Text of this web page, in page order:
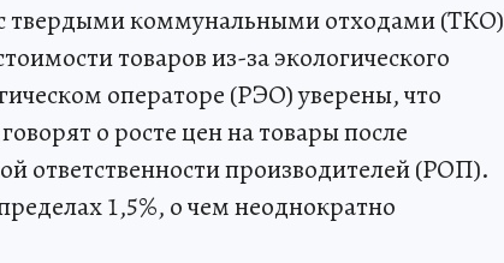
твердыми коммунальными отходами (ТКО)
товаров из-за экологического
операторе (РЭО) уверены, что
о росте цен на товары после
ответственности производителей (РОП).
1,5%, о чем неоднократно